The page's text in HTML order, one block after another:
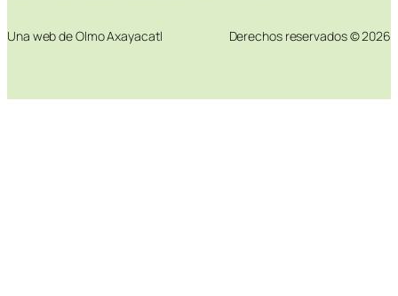
Una web de Olmo Axayacatl Derechos reservados © 2026